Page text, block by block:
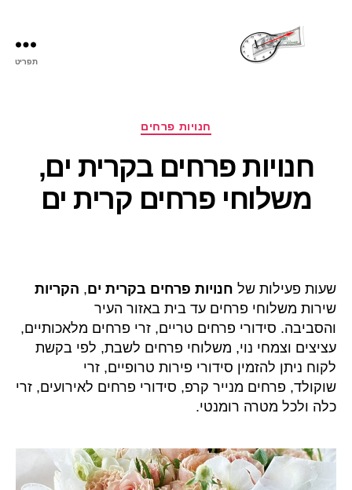
תפריט
קטגוריות
חנויות פרחים
חנויות פרחים בקרית ים,
משלוחי פרחים קרית ים
שעות פעילות של חנויות פרחים בקרית ים, הקריות
שירות משלוחי פרחים עד בית באזור העיר
והסביבה. סידורי פרחים טריים, זרי פרחים מלאכותיים,
עציצים וצמחי נוי, משלוחי פרחים לשבת, לפי בקשת
לקוח ניתן להזמין סידורי פירות טרופיים, זרי
שוקולד, פרחים מנייר קרפ, סידורי פרחים לאירועים, זרי
כלה ולכל מטרה רומנטי.